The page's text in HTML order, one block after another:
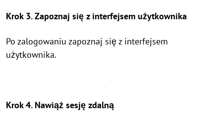
Krok 3. Zapoznaj się z interfejsem użytkownika
Po zalogowaniu zapoznaj się z interfejsem
użytkownika.
Krok 4. Nawiąż sesję zdalną